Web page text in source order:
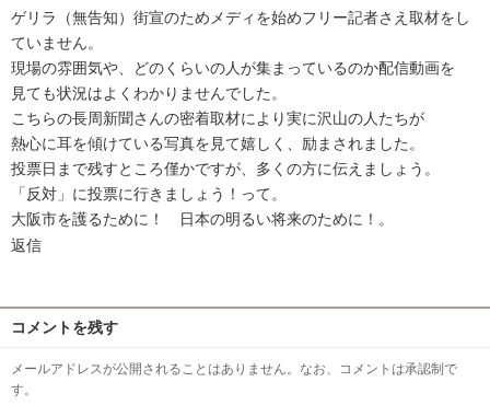
ゲリラ（無告知）街宣のためメディを始めフリー記者さえ取材をし
ていません。
現場の雰囲気や、どのくらいの人が集まっているのか配信動画を
見ても状況はよくわかりませんでした。
こちらの長周新聞さんの密着取材により実に沢山の人たちが
熱心に耳を傾けている写真を見て嬉しく、励まされました。
投票日まで残すところ僅かですが、多くの方に伝えましょう。
「反対」に投票に行きましょう！って。
大阪市を護るために！ 日本の明るい将来のために！。
返信
コメントを残す
メールアドレスが公開されることはありません。なお、コメントは承認制で
す。